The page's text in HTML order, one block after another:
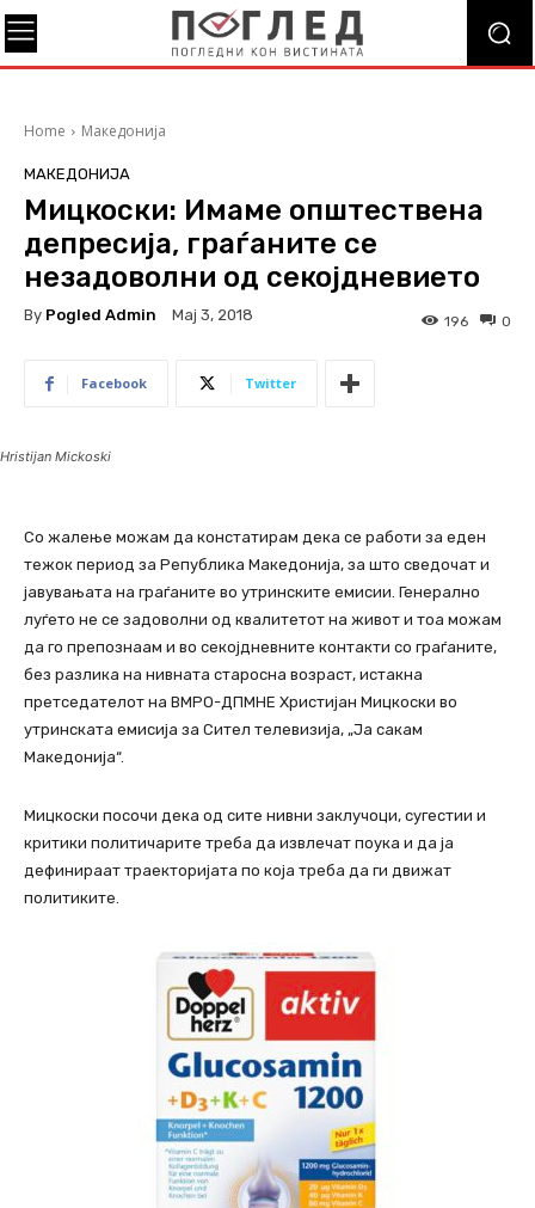
Home Македонија
МАКЕДОНИЈА
Мицкоски: Имаме општествена
депресија, граѓаните се
незадоволни од секојдневието
By Pogled Admin Мај 3, 2018 0
196
Facebook Twitter
Hristijan Mickoski
Со жалење можам да констатирам дека се работи за еден
тежок период за Република Македонија, за што сведочат и
јавувањата на граѓаните во утринските емисии. Генерално
луѓето не се задоволни од квалитетот на живот и тоа можам
да го препознаам и во секојдневните контакти со граѓаните,
без разлика на нивната старосна возраст, истакна
претседателот на ВМРО-ДПМНЕ Христијан Мицкоски во
утринската емисија за Сител телевизија, „Ја сакам
Македонија“.
Мицкоски посочи дека од сите нивни заклучоци, сугестии и
критики политичарите треба да извлечат поука и да ја
дефинираат траекторијата по која треба да ги движат
политиките.